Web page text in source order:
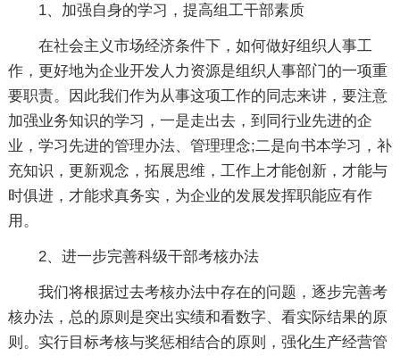
1、加强自身的学习，提高组工干部素质
在社会主义市场经济条件下，如何做好组织人事工
作，更好地为企业开发人力资源是组织人事部门的一项重
要职责。因此我们作为从事这项工作的同志来讲，要注意
加强业务知识的学习，一是走出去，到同行业先进的企
业，学习先进的管理办法、管理理念;二是向书本学习，补
充知识，更新观念，拓展思维，工作上才能创新，才能与
时俱进，才能求真务实，为企业的发展发挥职能应有作
用。
2、进一步完善科级干部考核办法
我们将根据过去考核办法中存在的问题，逐步完善考
核办法，总的原则是突出实绩和看数字、看实际结果的原
则。实行目标考核与奖惩相结合的原则，强化生产经营管